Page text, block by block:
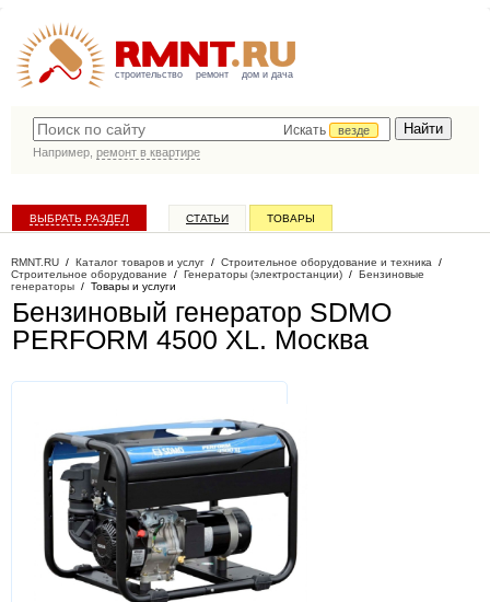
строительство ремонт дом и дача
Искать
везде
Например, ремонт в квартире
ВЫБРАТЬ РАЗДЕЛ СТАТЬИ ТОВАРЫ
RMNT.RU / Каталог товаров и услуг / Строительное оборудование и техника /
Строительное оборудование / Генераторы (электростанции) / Бензиновые
генераторы / Товары и услуги
Бензиновый генератор SDMO
PERFORM 4500 XL. Москва